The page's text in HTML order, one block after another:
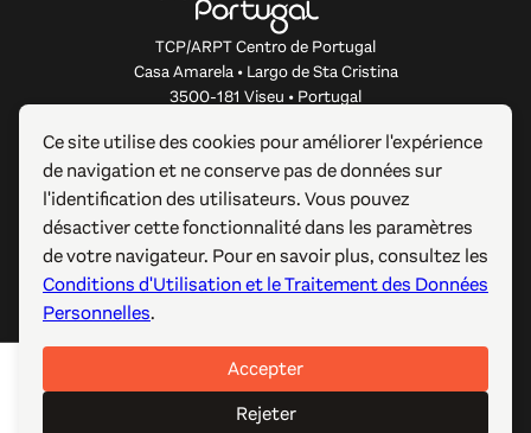
TCP/ARPT Centro de Portugal
Casa Amarela • Largo de Sta Cristina
3500-181 Viseu • Portugal
À PROPOS DE CE SITE WEB
LIENS UTILES
SUIVEZ-NOUS
© 2012-2026 TCP/ARPT Centro de Portugal. Tous droits
GOMO Digital.
Ce site utilise des cookies pour améliorer l'expérience
de navigation et ne conserve pas de données sur
l'identification des utilisateurs. Vous pouvez
désactiver cette fonctionnalité dans les paramètres
de votre navigateur. Pour en savoir plus, consultez les
Conditions d'Utilisation et le Traitement des Données
Personnelles.
Accepter
Rejeter